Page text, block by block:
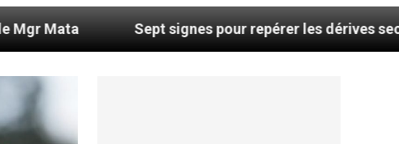
Sept signes pour repérer les dérives sectaires du